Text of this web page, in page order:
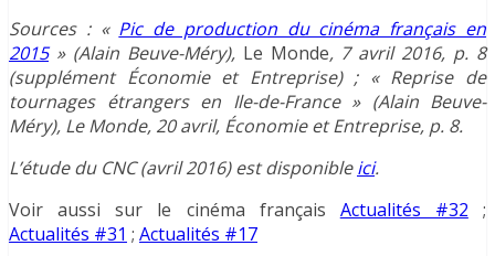
Sources : « Pic de production du cinéma français en
2015» (Alain Beuve-Méry), Le Monde, 7 avril 2016, p. 8
(supplément Économie et Entreprise) ; « Reprise de
tournages étrangers en Ile-de-France » (Alain Beuve-
Méry), Le Monde, 20 avril, Économie et Entreprise, p. 8.
L’étude du CNC (avril 2016) est disponibleici.
Voir aussi sur le cinéma français Actualités #32 ;
Actualités #31 ; Actualités #17